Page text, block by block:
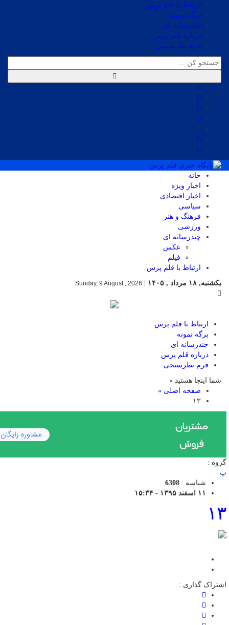
ارتباط با قلم پرس
برگه نمونه
چندرسانه ای
درباره قلم پرس
فرم نظرسنجی
خانه
اخبار ویژه
اخبار اقتصادی
سیاسی
فرهنگ و هنر
ورزشی
چندرسانه ای
عکس
فیلم
ارتباط با قلم پرس
یکشنبه, ۱۸ مرداد , ۱۴۰۵
Sunday, 9 August , 2026
ارتباط با قلم پرس
برگه نمونه
چندرسانه ای
درباره قلم پرس
فرم نظرسنجی
شما اینجا هستید »
صفحه اصلی »
۱۳
گروه :
پ
شناسه : 6308
۱۱ اسفند ۱۳۹۵ - ۱۵:۳۴
۱۳
اشتراک گذاری :